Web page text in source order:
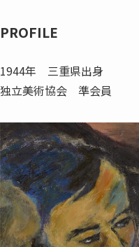
PROFILE
1944年 三重県出身
独立美術協会 準会員